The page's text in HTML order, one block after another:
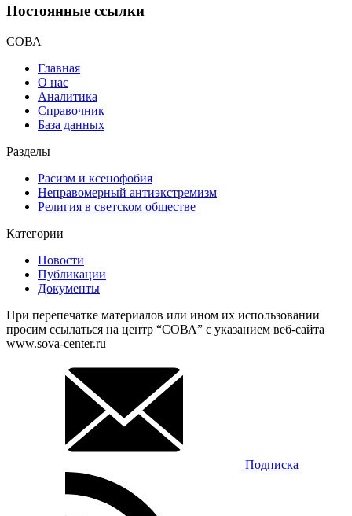
Постоянные ссылки
СОВА
Главная
О нас
Аналитика
Справочник
База данных
Разделы
Расизм и ксенофобия
Неправомерный антиэкстремизм
Религия в светском обществе
Категории
Новости
Публикации
Документы
При перепечатке материалов или ином их использовании
просим ссылаться на центр “СОВА” с указанием веб-сайта
www.sova-center.ru
Подписка